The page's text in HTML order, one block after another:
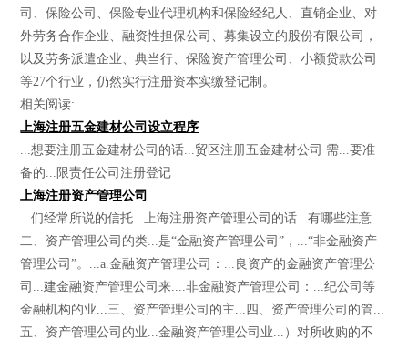
司、保险公司、保险专业代理机构和保险经纪人、直销企业、对
外劳务合作企业、融资性担保公司、募集设立的股份有限公司，
以及劳务派遣企业、典当行、保险资产管理公司、小额贷款公司
等27个行业，仍然实行注册资本实缴登记制。
相关阅读:
上海注册五金建材公司设立程序
...想要注册五金建材公司的话...贸区注册五金建材公司 需...要准
备的...限责任公司注册登记
上海注册资产管理公司
...们经常所说的信托...上海注册资产管理公司的话...有哪些注意...
二、资产管理公司的类...是“金融资产管理公司”，...“非金融资产
管理公司”。...a.金融资产管理公司：...良资产的金融资产管理公
司...建金融资产管理公司来....非金融资产管理公司：...纪公司等
金融机构的业...三、资产管理公司的主...四、资产管理公司的管...
五、资产管理公司的业...金融资产管理公司业...）对所收购的不